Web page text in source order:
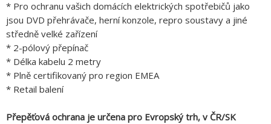
* Pro ochranu vašich domácích elektrických spotřebičů jako
jsou DVD přehrávače, herní konzole, repro soustavy a jiné
středně velké zařízení
* 2-pólový přepínač
* Délka kabelu 2 metry
* Plně certifikovaný pro region EMEA
* Retail balení
Přepěťová ochrana je určena pro Evropský trh, v ČR/SK